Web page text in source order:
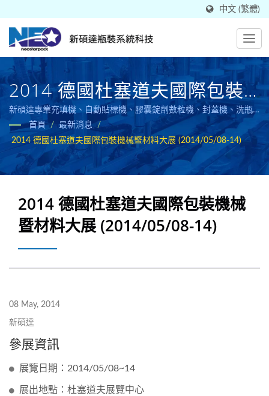
中文 (繁體)
2014 德國杜塞道夫國際包裝
機械暨材料大展 (2014/05/08-
14)
新碩達專業充填機、自動貼標機、膠囊錠劑數粒機、封蓋機、洗瓶
機、數標籤機和瓶裝液體填充機產線規劃，具備CE認證提供食品醫
藥生技與化工業液體充填鎖蓋機與藥錠數粒機貼標機生產設備。
首頁 / 最新消息
/
2014 德國杜塞道夫國際包裝機械暨材料大展 (2014/05/08-14)
2014 德國杜塞道夫國際包裝機械
暨材料大展 (2014/05/08-14)
08 May, 2014
新碩達
參展資訊
展覽日期：2014/05/08~14
展出地點：杜塞道夫展覽中心